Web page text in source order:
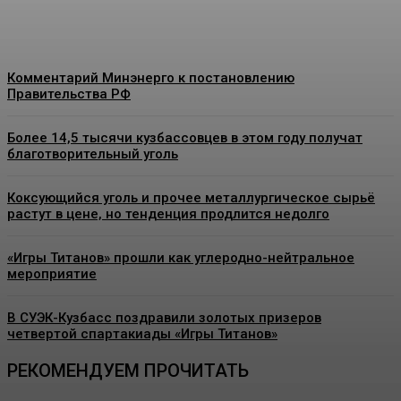
Комментарий Минэнерго к постановлению
Правительства РФ
Более 14,5 тысячи кузбассовцев в этом году получат
благотворительный уголь
Коксующийся уголь и прочее металлургическое сырьё
растут в цене, но тенденция продлится недолго
«Игры Титанов» прошли как углеродно-нейтральное
мероприятие
В СУЭК-Кузбасс поздравили золотых призеров
четвертой спартакиады «Игры Титанов»
РЕКОМЕНДУЕМ ПРОЧИТАТЬ